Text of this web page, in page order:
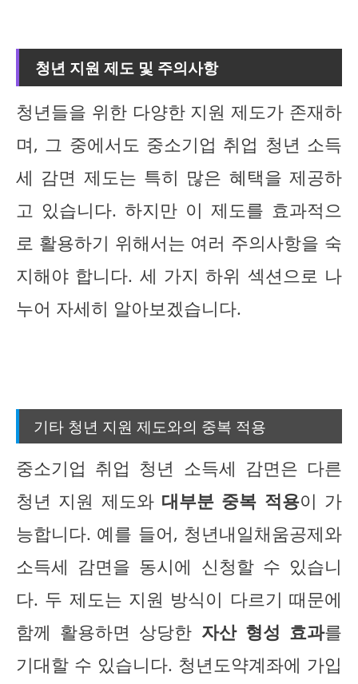
청년 지원 제도 및 주의사항
청년들을 위한 다양한 지원 제도가 존재하
며, 그 중에서도 중소기업 취업 청년 소득
세 감면 제도는 특히 많은 혜택을 제공하
고 있습니다. 하지만 이 제도를 효과적으
로 활용하기 위해서는 여러 주의사항을 숙
지해야 합니다. 세 가지 하위 섹션으로 나
누어 자세히 알아보겠습니다.
기타 청년 지원 제도와의 중복 적용
중소기업 취업 청년 소득세 감면은 다른
청년 지원 제도와 대부분 중복 적용이 가
능합니다. 예를 들어, 청년내일채움공제와
소득세 감면을 동시에 신청할 수 있습니
다. 두 제도는 지원 방식이 다르기 때문에
함께 활용하면 상당한 자산 형성 효과를
기대할 수 있습니다. 청년도약계좌에 가입